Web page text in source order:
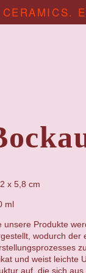
x 5,8 cm
ml
unsere Produkte
wodurch der
und weist leichte
auf, die sich